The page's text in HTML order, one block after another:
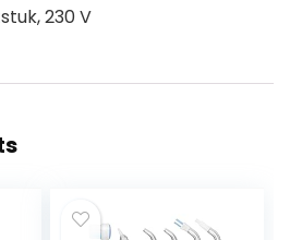
230 V